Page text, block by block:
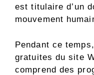
est titulaire d’un
mouvement
Pendant ce
gratuites du site
comprend des